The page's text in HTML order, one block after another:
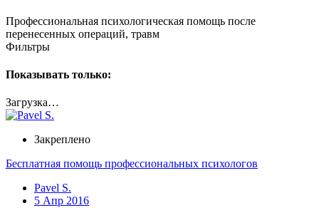
Профессиональная психологическая помощь после
перенесенных операций, травм
Фильтры
Показывать только:
Загрузка…
Закреплено
Бесплатная помощь профессиональных психологов
Pavel S.
5 Апр 2016